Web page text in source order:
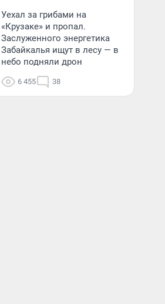
Уехал за грибами на
«Крузаке» и пропал.
Заслуженного энергетика
Забайкалья ищут в лесу — в
небо подняли дрон
6 455 38